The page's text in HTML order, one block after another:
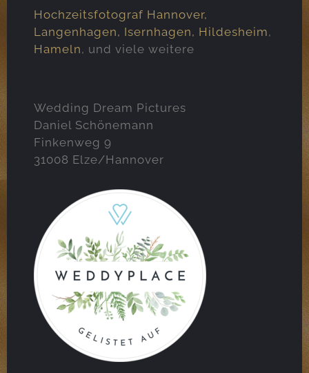
Hochzeitsfotograf Hannover,
Langenhagen, Isernhagen, Hildesheim,
Hameln, und viele weitere
Wedding Dream Pictures
Daniel Schönemann
Finkenweg 9
31008 Elze/Hannover